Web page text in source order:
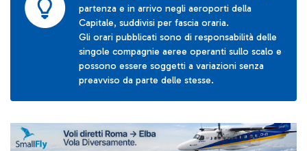
partenza e in arrivo negli aeroporti della
Capitale, suddivisi per fascia oraria.
Gli orari pubblicati sono di responsabilità delle
singole compagnie aeree operanti sullo scalo e
possono essere soggetti a variazioni senza
preavviso da parte delle stesse.